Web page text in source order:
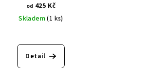
od 425 Kč
Skladem(1 ks)
Detail